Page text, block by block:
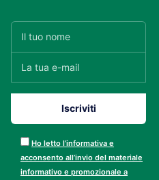
Ho letto l’informativa e
acconsento all’invio del materiale
informativo e promozionale a